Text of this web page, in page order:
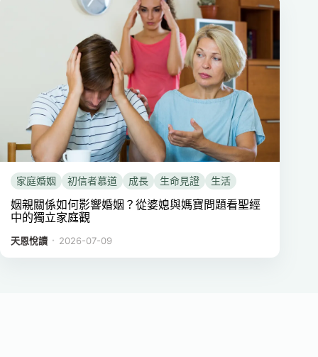
家庭婚姻 初信者慕道 成長 生命見證 生活
姻親關係如何影響婚姻？從婆媳與媽寶問題看聖經
中的獨立家庭觀
天恩悅讀 ． 2026-07-09